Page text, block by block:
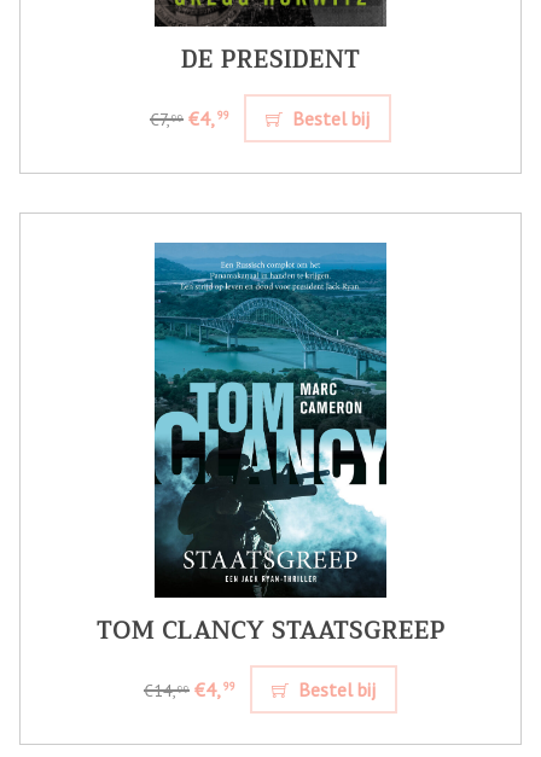
DE PRESIDENT
€7,99 €4,99 Bestel bij
TOM CLANCY STAATSGREEP
€14,99 €4,99 Bestel bij